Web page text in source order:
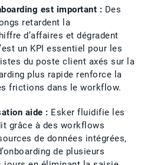
est important : Des
retardent la
d’affaires et dégradent
un KPI essentiel pour les
du poste client axés sur la
plus rapide renforce la
frictions dans le workflow.
aide : Esker fluidifie les
grâce à des workflows
de données intégrées,
de plusieurs